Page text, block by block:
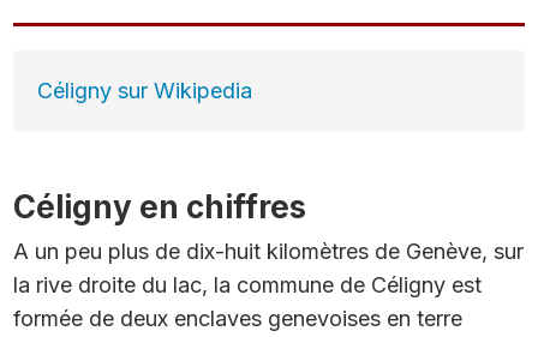
Céligny sur Wikipedia
Céligny en chiffres
A un peu plus de dix-huit kilomètres de Genève, sur
la rive droite du lac, la commune de Céligny est
formée de deux enclaves genevoises en terre